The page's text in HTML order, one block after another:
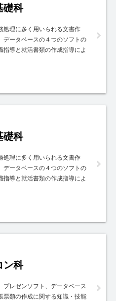
礎科
処理に多く用いられる文書作
データベースの４つのソフトの
導と就活書類の作成指導によ
礎科
処理に多く用いられる文書作
データベースの４つのソフトの
導と就活書類の作成指導によ
ン科
プレゼンソフト、データベース
票類の作成に関する知識・技能